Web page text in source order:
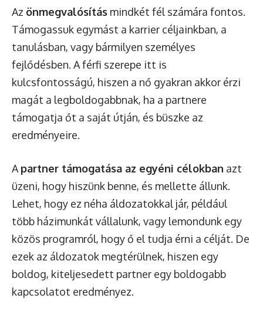
Az önmegvalósítás mindkét fél számára fontos.
Támogassuk egymást a karrier céljainkban, a
tanulásban, vagy bármilyen személyes
fejlődésben. A férfi szerepe itt is
kulcsfontosságú, hiszen a nő gyakran akkor érzi
magát a legboldogabbnak, ha a partnere
támogatja őt a saját útján, és büszke az
eredményeire.
A partner támogatása az egyéni célokban azt
üzeni, hogy hiszünk benne, és mellette állunk.
Lehet, hogy ez néha áldozatokkal jár, például
több házimunkát vállalunk, vagy lemondunk egy
közös programról, hogy ő el tudja érni a célját. De
ezek az áldozatok megtérülnek, hiszen egy
boldog, kiteljesedett partner egy boldogabb
kapcsolatot eredményez.